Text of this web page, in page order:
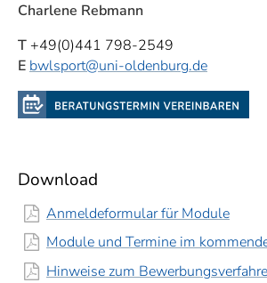
Charlene Rebmann
T +49(0)441 798-2549
E bwlsport@uni-oldenburg.de
Download
Anmeldeformular für Module
Module und Termine im
Hinweise zum